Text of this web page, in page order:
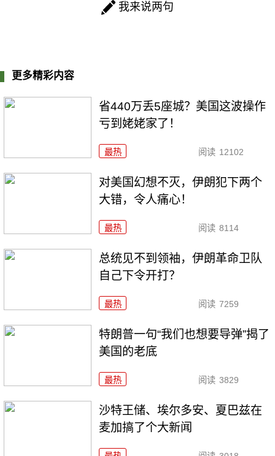
我来说两句
更多精彩内容
省440万丢5座城？美国这波操作
亏到姥姥家了！
最热 阅读 12102
对美国幻想不灭，伊朗犯下两个
大错，令人痛心！
最热 阅读 8114
总统见不到领袖，伊朗革命卫队
自己下令开打？
最热 阅读 7259
特朗普一句“我们也想要导弹”揭了
美国的老底
最热 阅读 3829
沙特王储、埃尔多安、夏巴兹在
麦加搞了个大新闻